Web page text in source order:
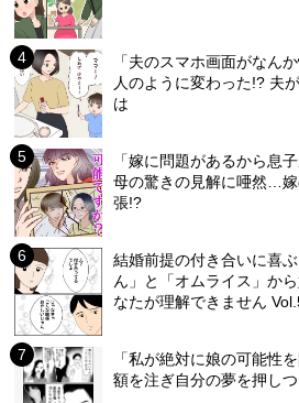
「夫のスマホ画面がなん
人のように変わった!? 夫
は
「嫁に問題があるから息
母の驚きの見解に唖然…
張!?
結婚前提の付き合いに喜
ん」と「オムライス」か
なたが理解できません
「私が絶対に娘の可能性
額を注ぎ自分の夢を押し